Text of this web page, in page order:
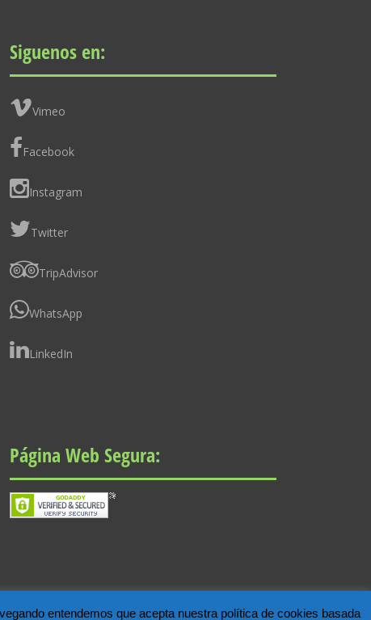
Siguenos en:
Vimeo
Facebook
Instagram
Twitter
TripAdvisor
WhatsApp
LinkedIn
Página Web Segura:
entendemos que acepta nuestra política de cookies basada